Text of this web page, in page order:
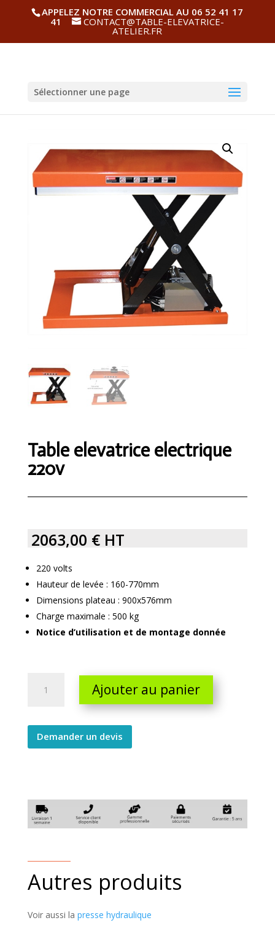
APPELEZ NOTRE COMMERCIAL AU 06 52 41 17
41
CONTACT@TABLE-ELEVATRICE-
ATELIER.FR
Sélectionner une page
Table elevatrice electrique
220v
2063,00 € HT
220 volts
Hauteur de levée : 160-770mm
Dimensions plateau : 900x576mm
Charge maximale : 500 kg
Notice d’utilisation et de montage donnée
elevatrice
quantity
Ajouter au panier
Demander un devis
Autres produits
Voir aussi la presse hydraulique